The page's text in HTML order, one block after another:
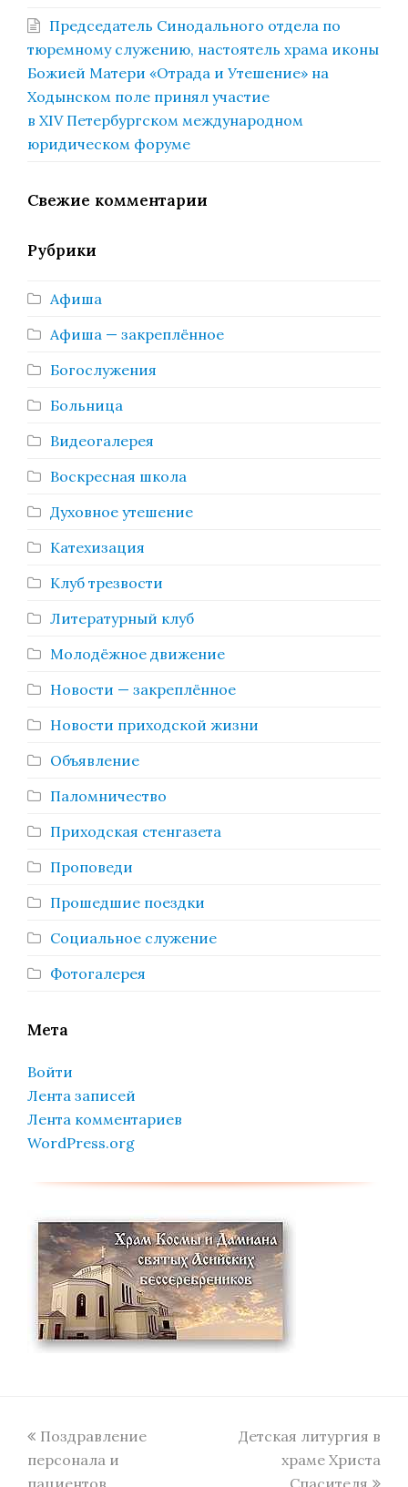
Председатель Синодального отдела по
тюремному служению, настоятель храма иконы
Божией Матери «Отрада и Утешение» на
Ходынском поле принял участие
в XIV Петербургском международном
юридическом форуме
Свежие комментарии
Рубрики
Афиша
Афиша — закреплённое
Богослужения
Больница
Видеогалерея
Воскресная школа
Духовное утешение
Катехизация
Клуб трезвости
Литературный клуб
Молодёжное движение
Новости — закреплённое
Новости приходской жизни
Объявление
Паломничество
Приходская стенгазета
Проповеди
Прошедшие поездки
Социальное служение
Фотогалерея
Мета
Войти
Лента записей
Лента комментариев
WordPress.org
previous
post:
Поздравление
персонала и
пациентов
next
Детская литургия в
храме Христа
Спасителя